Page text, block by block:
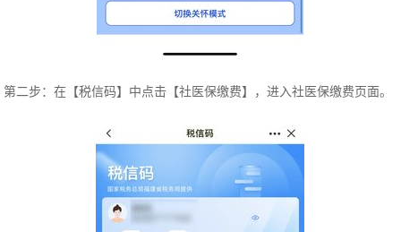
第二步：在【税信码】中点击【社医保缴费】，进入社医保缴费页面。